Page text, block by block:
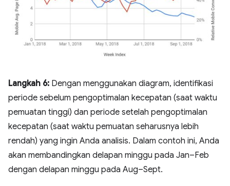
Langkah 6: Dengan menggunakan diagram, identifikasi
periode sebelum pengoptimalan kecepatan (saat waktu
pemuatan tinggi) dan periode setelah pengoptimalan
kecepatan (saat waktu pemuatan seharusnya lebih
rendah) yang ingin Anda analisis. Dalam contoh ini, Anda
akan membandingkan delapan minggu pada Jan–Feb
dengan delapan minggu pada Aug–Sept.